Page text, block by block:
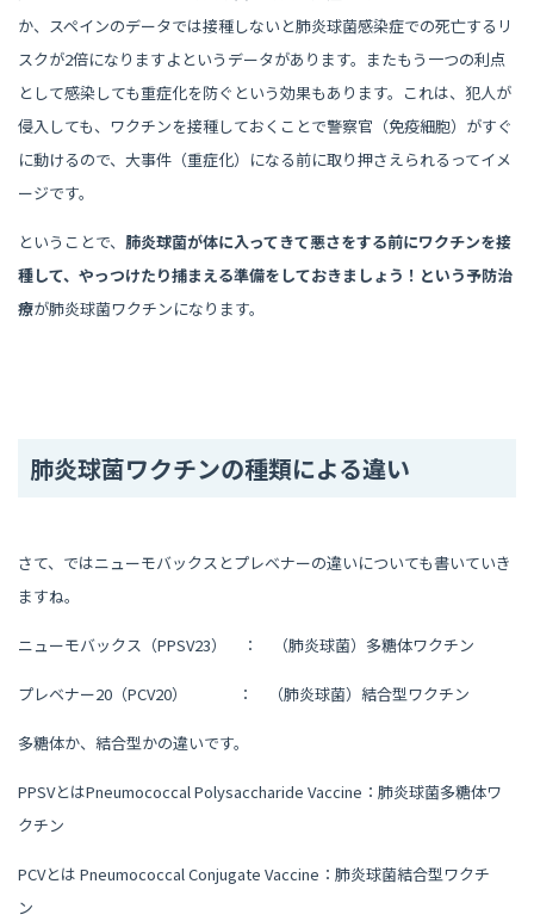
か、スペインのデータでは接種しないと肺炎球菌感染症での死亡するリ
スクが2倍になりますよというデータがあります。またもう一つの利点
として感染しても重症化を防ぐという効果もあります。これは、犯人が
侵入しても、ワクチンを接種しておくことで警察官（免疫細胞）がすぐ
に動けるので、大事件（重症化）になる前に取り押さえられるってイメ
ージです。
ということで、 肺炎球菌が体に入ってきて悪さをする前にワクチンを接
種して、やっつけたり捕まえる準備をしておきましょう！という予防治
療が肺炎球菌ワクチンになります。
肺炎球菌ワクチンの種類による違い
さて、ではニューモバックスとプレベナーの違いについても書いていき
ますね。
ニューモバックス（PPSV23） ： （肺炎球菌）多糖体ワクチン
プレベナー20（PCV20） ： （肺炎球菌）結合型ワクチン
多糖体か、結合型かの違いです。
PPSVとはPneumococcal Polysaccharide Vaccine：肺炎球菌多糖体ワ
クチン
PCVとは Pneumococcal Conjugate Vaccine：肺炎球菌結合型ワクチ
ン